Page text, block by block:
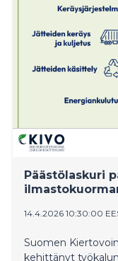
Päästölaskuri
14.4.2026 10:30:00
Suomen
kehittänyt